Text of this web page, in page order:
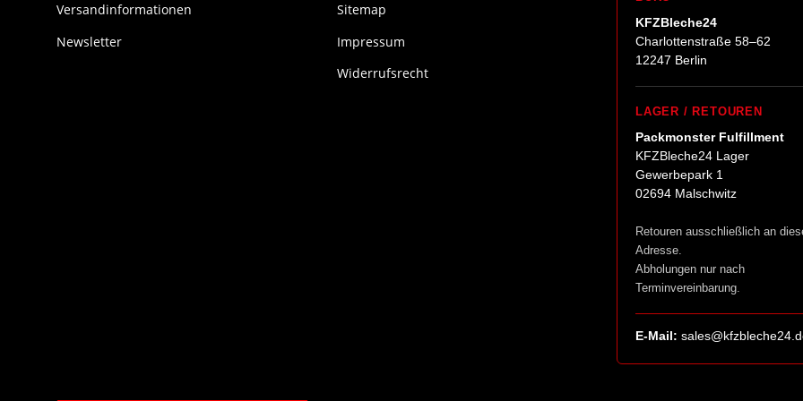
Versandinformationen
Newsletter
Sitemap
Impressum
Widerrufsrecht
KFZBleche24
Charlottenstraße 58–62
12247 Berlin
LAGER / RETOUREN
Packmonster Fulfillment
KFZBleche24 Lager
Gewerbepark 1
02694 Malschwitz
Retouren ausschließlich an
Adresse.
Abholungen nur nach
Terminvereinbarung.
E-Mail: